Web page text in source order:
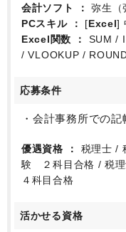
会計ソフト
弥生（
PCスキル
[Excel]
Excel関数
SUM /
/ VLOOKUP /
応募条件
・会計事務所での
優遇資格
税理士 /
験 ２科目合格 / 税
４科目合格
活かせる資格